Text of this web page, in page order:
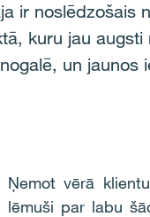
ir noslēdzošais
kuru jau
un jaunos
Ņemot vērā
lēmuši par labu